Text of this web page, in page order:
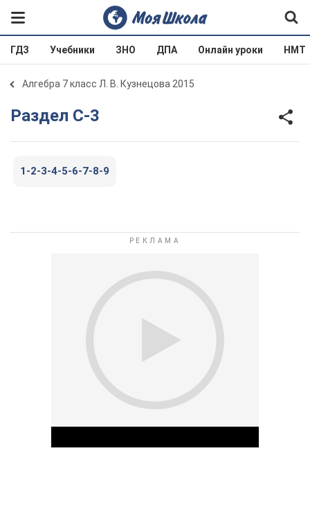
ГДЗ Учебники ЗНО ДПА Онлайн уроки НМТ
Алгебра 7 класс Л. В. Кузнецова 2015
Раздел C-3
1-2-3-4-5-6-7-8-9